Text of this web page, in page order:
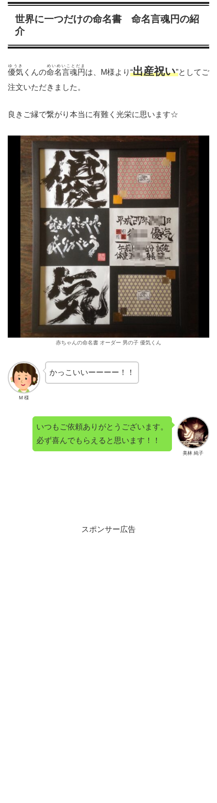
世界に一つだけの命名書 命名言魂円の紹
介
優気
ゆうき
くんの命名言魂円
めいめいことだま
は、M様より “出産祝い”としてご
注文いただきました。
良きご縁で繋がり本当に有難く光栄に思います☆
赤ちゃんの命名書 オーダー 男の子 優気くん
M 様
かっこいいーーーー！！
美林 純子
いつもご依頼ありがとうございます。
必ず喜んでもらえると思います！！
スポンサー広告